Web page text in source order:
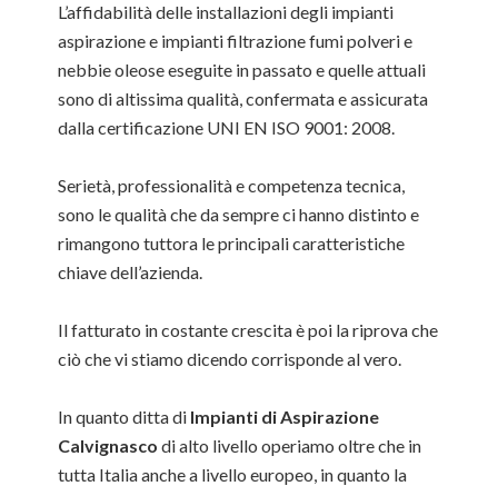
L’affidabilità delle installazioni degli impianti
aspirazione e impianti filtrazione fumi polveri e
nebbie oleose eseguite in passato e quelle attuali
sono di altissima qualità, confermata e assicurata
dalla certificazione UNI EN ISO 9001: 2008.
Serietà, professionalità e competenza tecnica,
sono le qualità che da sempre ci hanno distinto e
rimangono tuttora le principali caratteristiche
chiave dell’azienda.
Il fatturato in costante crescita è poi la riprova che
ciò che vi stiamo dicendo corrisponde al vero.
In quanto ditta di Impianti di Aspirazione
Calvignasco di alto livello operiamo oltre che in
tutta Italia anche a livello europeo, in quanto la